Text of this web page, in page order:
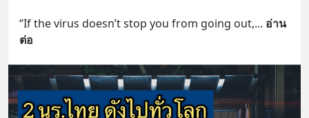
“If the virus doesn’t stop you from going out,... อ่าน
ต่อ